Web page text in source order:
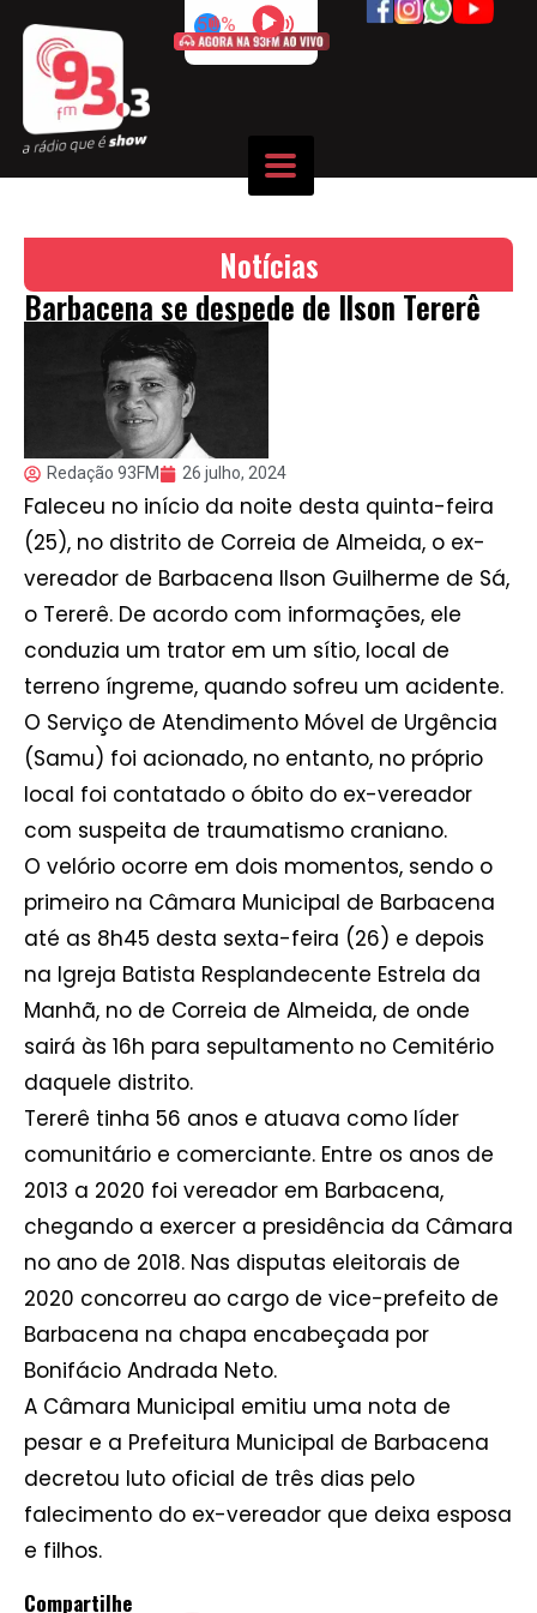
50%
Notícias
Barbacena se despede de Ilson Tererê
Redação 93FM 26 julho, 2024
Faleceu no início da noite desta quinta-feira
(25), no distrito de Correia de Almeida, o ex-
vereador de Barbacena Ilson Guilherme de Sá,
o Tererê. De acordo com informações, ele
conduzia um trator em um sítio, local de
terreno íngreme, quando sofreu um acidente.
O Serviço de Atendimento Móvel de Urgência
(Samu) foi acionado, no entanto, no próprio
local foi contatado o óbito do ex-vereador
com suspeita de traumatismo craniano.
O velório ocorre em dois momentos, sendo o
primeiro na Câmara Municipal de Barbacena
até as 8h45 desta sexta-feira (26) e depois
na Igreja Batista Resplandecente Estrela da
Manhã, no de Correia de Almeida, de onde
sairá às 16h para sepultamento no Cemitério
daquele distrito.
Tererê tinha 56 anos e atuava como líder
comunitário e comerciante. Entre os anos de
2013 a 2020 foi vereador em Barbacena,
chegando a exercer a presidência da Câmara
no ano de 2018. Nas disputas eleitorais de
2020 concorreu ao cargo de vice-prefeito de
Barbacena na chapa encabeçada por
Bonifácio Andrada Neto.
A Câmara Municipal emitiu uma nota de
pesar e a Prefeitura Municipal de Barbacena
decretou luto oficial de três dias pelo
falecimento do ex-vereador que deixa esposa
e filhos.
Compartilhe